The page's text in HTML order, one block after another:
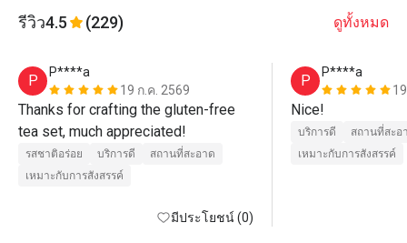
รีวิว4.5 (229) ดูทั้งหมด
P
P****a
19 ก.ค. 2569
Thanks for crafting the gluten-free
tea set, much appreciated!
รสชาติอร่อย บริการดี
สถานที่สะอาด
เหมาะกับการสังสรรค์
มีประโยชน์ (0)
P
P****a
Nice!
บริการดี
สถานที่สะอ
เหมาะกับการสังสรรค์